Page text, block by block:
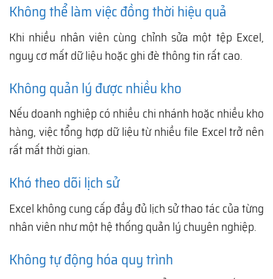
Không thể làm việc đồng thời hiệu quả
Khi nhiều nhân viên cùng chỉnh sửa một tệp Excel,
nguy cơ mất dữ liệu hoặc ghi đè thông tin rất cao.
Không quản lý được nhiều kho
Nếu doanh nghiệp có nhiều chi nhánh hoặc nhiều kho
hàng, việc tổng hợp dữ liệu từ nhiều file Excel trở nên
rất mất thời gian.
Khó theo dõi lịch sử
Excel không cung cấp đầy đủ lịch sử thao tác của từng
nhân viên như một hệ thống quản lý chuyên nghiệp.
Không tự động hóa quy trình